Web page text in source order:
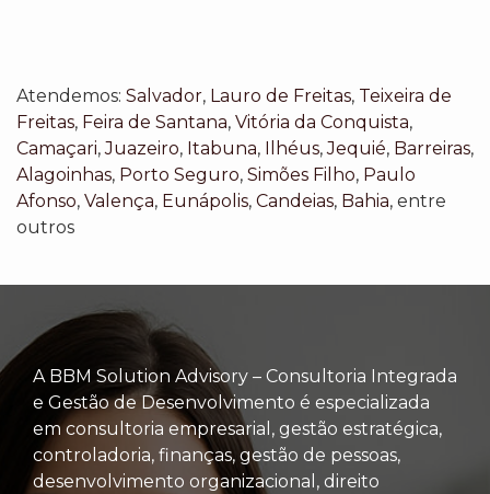
Atendemos: Salvador, Lauro de Freitas, Teixeira de
Freitas, Feira de Santana, Vitória da Conquista,
Camaçari,Juazeiro, Itabuna, Ilhéus,Jequié, Barreiras,
Alagoinhas, Porto Seguro, Simões Filho, Paulo
Afonso, Valença, Eunápolis, Candeias, Bahia, entre
outros
A BBM Solution Advisory – Consultoria Integrada
e Gestão de Desenvolvimento é especializada
em consultoria empresarial, gestão estratégica,
controladoria, finanças, gestão de pessoas,
desenvolvimento organizacional, direito